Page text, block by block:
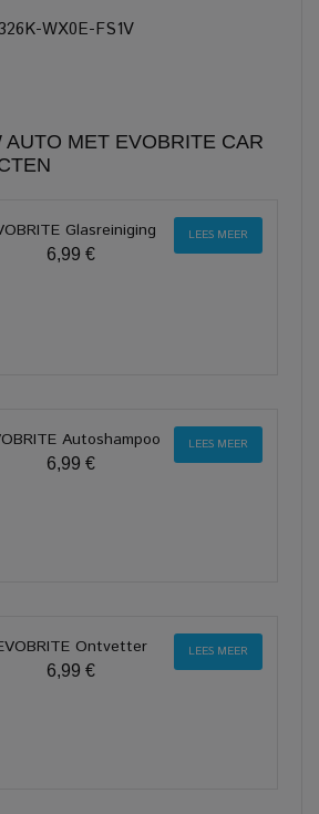
WX0E-FS1V
AUTO MET EVOBRITE CAR
Glasreiniging
6,99 €
LEES MEER
Autoshampoo
6,99 €
LEES MEER
Ontvetter
6,99 €
LEES MEER